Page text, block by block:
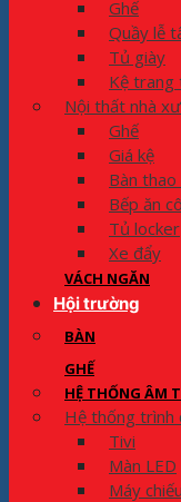
Ghế
Quầy lễ
Tủ giày
Kệ trang
Nội thất nhà
Ghế
Giá kệ
Bàn
Bếp ăn
Tủ locker
Xe đẩy
VÁCH NGĂN
Hội trường
BÀN
GHẾ
HỆ THỐNG ÂM
Hệ thống trình
Tivi
Màn LED
Máy chiếu